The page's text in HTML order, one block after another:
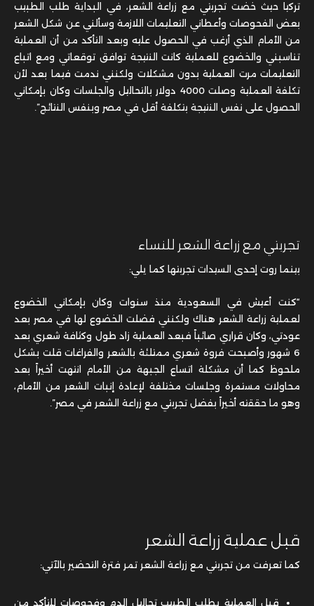
تركيا حيث خضت تجربتي مع زراعة الشعر، في البداية طلب الطبيب
بعض الفحوصات وأعطاني التعليمات اللازمة وسألني عن شكل الشعر
من الأمام الذي أرغب في الحصول عليه وبعد التأكد من أن العملية
تناسبني والخضوع للعملية كانت النتيجة توافق توقعاتي ومع اتباع
التعليمات مرت العملية بدون مشكلات ولكنني ندمت فيما بعد لأن
تكلفة العملية وصلت 4000 دولار بالتحاليل والجلسات وكان بإمكاني
الحصول على نفس النتيجة بتكلفة أقل في مصر وبنفس النتائج”.
تجربتي مع زراعة الشعر للنساء
بينما روت إحدى السيدات تجربتها كما يلي:
“كنت أعيش في السعودية منذ سنوات وكان بإمكاني الخضوع
لعملية زراعة الشعر هناك ولكنني فضلت الخضوع لها في مصر بعد
عودتي، وكان قراري صائباً فبعد العملية زاد طول وكثافة شعري بعد
6 شهور وأصبحت فروة شعري ممتلئة بالشعر والفراغات قلت بشكل
ملحوظ كما أن مشكلة اتساع الجبهة من الأمام انتهت أخيراً بعد
محاولات مستمرة وجلسات مختلفة لإعادة إنبات الشعر من الأمام،
وهو ما حققته أخيراً بفضل تجربتي مع زراعة الشعر في مصر”.
قبل عملية زراعة الشعر
كما تعرفت من تجربتي مع زراعة الشعر تمر فترة التحضير بالآتي:
قبل العملية يطلب الطبيب تحاليل الدم وفحوصات للتأكد من